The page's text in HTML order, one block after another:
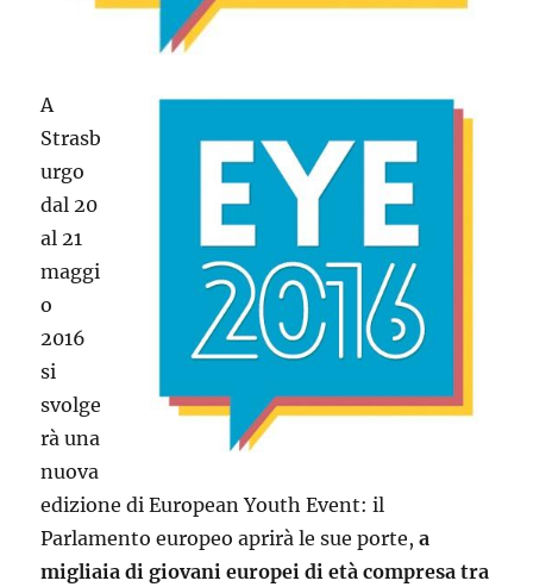
A
Strasb
urgo
dal 20
al 21
maggi
o
2016
si
svolge
rà una
nuova
edizione di European Youth Event: il
Parlamento europeo aprirà le sue porte,a
migliaia di giovani europei di età compresa tra